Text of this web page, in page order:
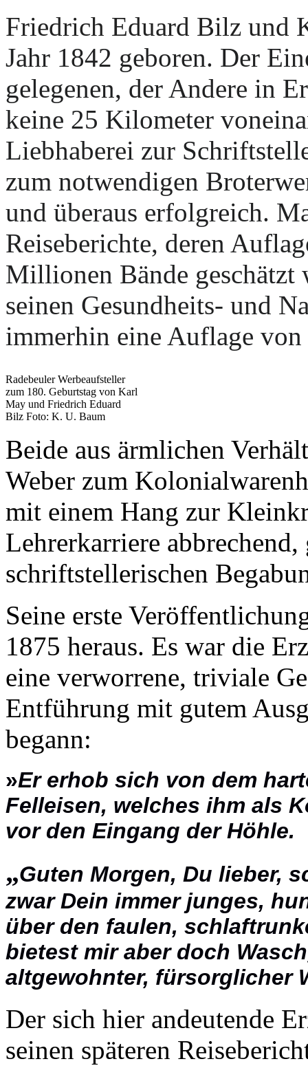
Friedrich Eduard Bilz und
Jahr 1842 geboren. Der
gelegenen, der Andere in
keine 25 Kilometer
Liebhaberei zur
zum notwendigen
und überaus erfolgreich.
Reiseberichte, deren
Millionen Bände
seinen Gesundheits- und
immerhin eine Auflage
Radebeuler Werbeaufsteller
zum 180. Geburtstag von Karl
May und Friedrich Eduard
Bilz Foto: K. U. Baum
Beide aus ärmlichen
Weber zum
mit einem Hang zur
Lehrerkarriere
schriftstellerischen
Seine erste
1875 heraus. Es war die
eine verworrene, triviale
Entführung mit gutem
begann:
»Er erhob sich von dem
Felleisen, welches ihm als
vor den Eingang der Höhle.
„Guten Morgen, Du lieber,
zwar Dein immer junges,
über den faulen,
bietest mir aber doch
altgewohnter, fürsorglicher
Der sich hier andeutende
seinen späteren